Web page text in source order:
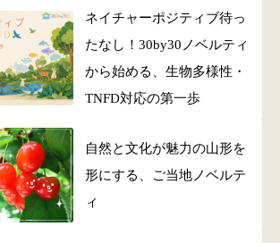
ネイチャーポジティブ待っ
たなし！30by30ノベルティ
から始める、生物多様性・
TNFD対応の第一歩
自然と文化が魅力の山形を
形にする、ご当地ノベルテ
ィ